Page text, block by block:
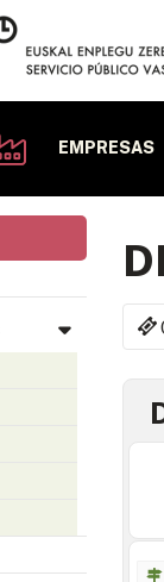
EMPRESAS